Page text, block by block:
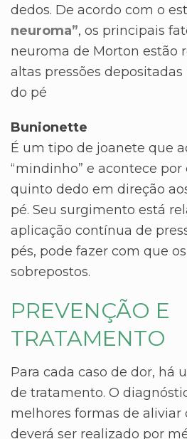
dedos. De acordo com o
neuroma”, os principais
neuroma de Morton estão
altas pressões
do pé
Bunionette
É um tipo de joanete que
“mindinho” e acontece por
quinto dedo em direção
pé. Seu surgimento está
aplicação contínua de
pés, pode fazer com que
sobrepostos.
PREVENÇÃO E
TRATAMENTO
Para cada caso de dor, há
de tratamento. O
melhores formas de aliviar
deverá ser realizado por